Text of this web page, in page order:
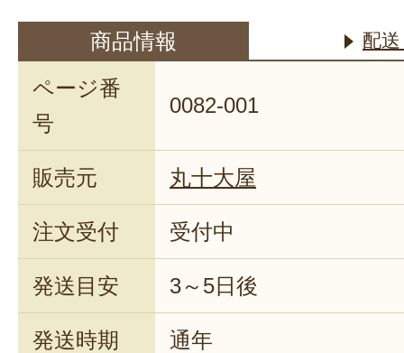
商品情報 配
ページ番
号
0082-001
販売元 丸十大屋
注文受付 受付中
発送目安 3～5日後
発送時期 通年